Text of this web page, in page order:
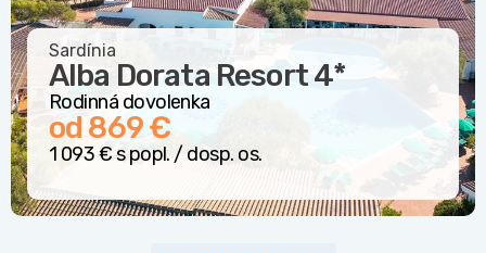
Sardínia
Alba Dorata Resort4*
Rodinná dovolenka
od 869 €
1 093 € s popl. / dosp. os.